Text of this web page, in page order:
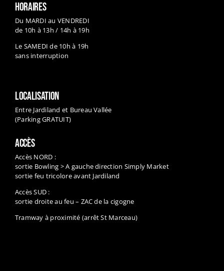
HORAIRES
Du MARDI au VENDREDI
de 10h à 13h / 14h à 19h
Le SAMEDI de 10h à 19h
sans interruption
LOCALISATION
Entre Jardiland et Bureau Vallée
(Parking GRATUIT)
ACCÈS
Accès NORD :
sortie Bowling > A gauche direction Simply Market
sortie feu tricolore avant Jardiland
Accès SUD :
sortie droite au feu – ZAC de la cigogne
Tramway à proximité (arrêt St Marceau)